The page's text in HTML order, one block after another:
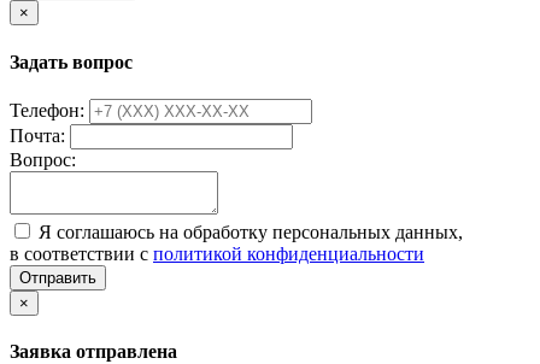
×
Задать вопрос
Телефон:
Почта:
Вопрос:
Я соглашаюсь на обработку персональных данных,
в соответствии с политикой конфиденциальности
Отправить
×
Заявка отправлена